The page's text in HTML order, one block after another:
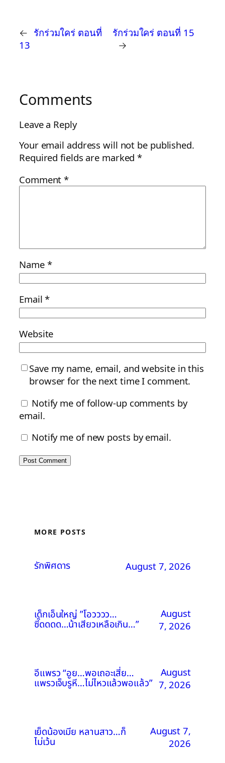
← รักร่วมใคร่ ตอนที่
13
รักร่วมใคร่ ตอนที่ 15
→
Comments
Leave a Reply
Your email address will not be published.
Required fields are marked*
Comment*
Name *
Email*
Website
Save my name, email, and website in this
browser for the next time I comment.
Notify me of follow-up comments by
email.
Notify me of new posts by email.
MORE POSTS
รักพิศดาร August 7, 2026
เด็กเอ็นใหญ่ ”โอวววว…
ซี๊ดดดด…น้าเสียวเหลือเกิน…”
August
7, 2026
อีแพรว “อูย…พอเถอะเสี่ย…
แพรวเจ็บรูหี…ไม่ไหวแล้วพอแล้ว”
August
7, 2026
เย็ดน้องเมีย หลานสาว…ก็
ไม่เว้น
August 7,
2026